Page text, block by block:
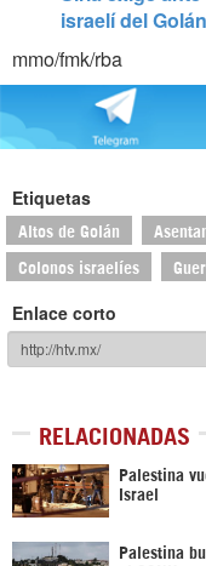
israelí del Golán
mmo/fmk/rba
Etiquetas
Altos de Golán
Colonos israelíes
Enlace corto
RELACIONADAS
Palestina
Israel
Palestina